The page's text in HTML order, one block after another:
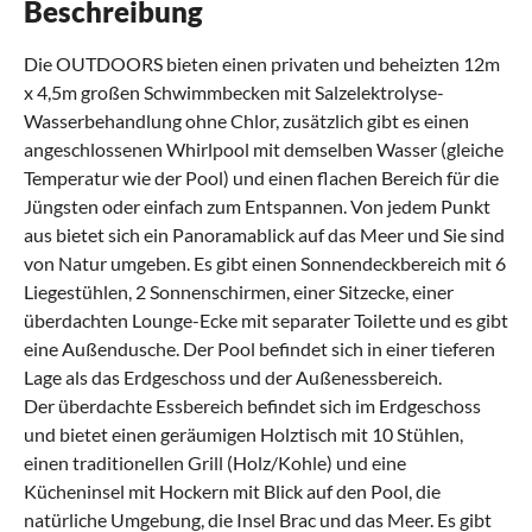
Beschreibung
Die OUTDOORS bieten einen privaten und beheizten 12m
x 4,5m großen Schwimmbecken mit Salzelektrolyse-
Wasserbehandlung ohne Chlor, zusätzlich gibt es einen
angeschlossenen Whirlpool mit demselben Wasser (gleiche
Temperatur wie der Pool) und einen flachen Bereich für die
Jüngsten oder einfach zum Entspannen. Von jedem Punkt
aus bietet sich ein Panoramablick auf das Meer und Sie sind
von Natur umgeben. Es gibt einen Sonnendeckbereich mit 6
Liegestühlen, 2 Sonnenschirmen, einer Sitzecke, einer
überdachten Lounge-Ecke mit separater Toilette und es gibt
eine Außendusche. Der Pool befindet sich in einer tieferen
Lage als das Erdgeschoss und der Außenessbereich.
Der überdachte Essbereich befindet sich im Erdgeschoss
und bietet einen geräumigen Holztisch mit 10 Stühlen,
einen traditionellen Grill (Holz/Kohle) und eine
Kücheninsel mit Hockern mit Blick auf den Pool, die
natürliche Umgebung, die Insel Brac und das Meer. Es gibt